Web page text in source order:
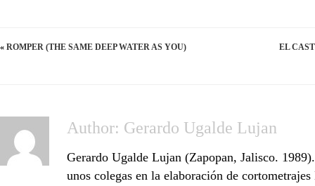
« ROMPER (THE SAME DEEP WATER AS YOU) EL
Author: Gerardo Ugalde Lujan
Gerardo Ugalde Lujan (Zapopan, Jalisco.
unos colegas en la elaboración de